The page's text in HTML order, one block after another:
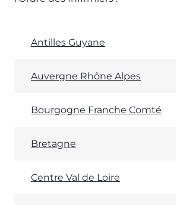
Antilles Guyane
Auvergne Rhône Alpes
Bourgogne Franche Comté
Bretagne
Centre Val de Loire